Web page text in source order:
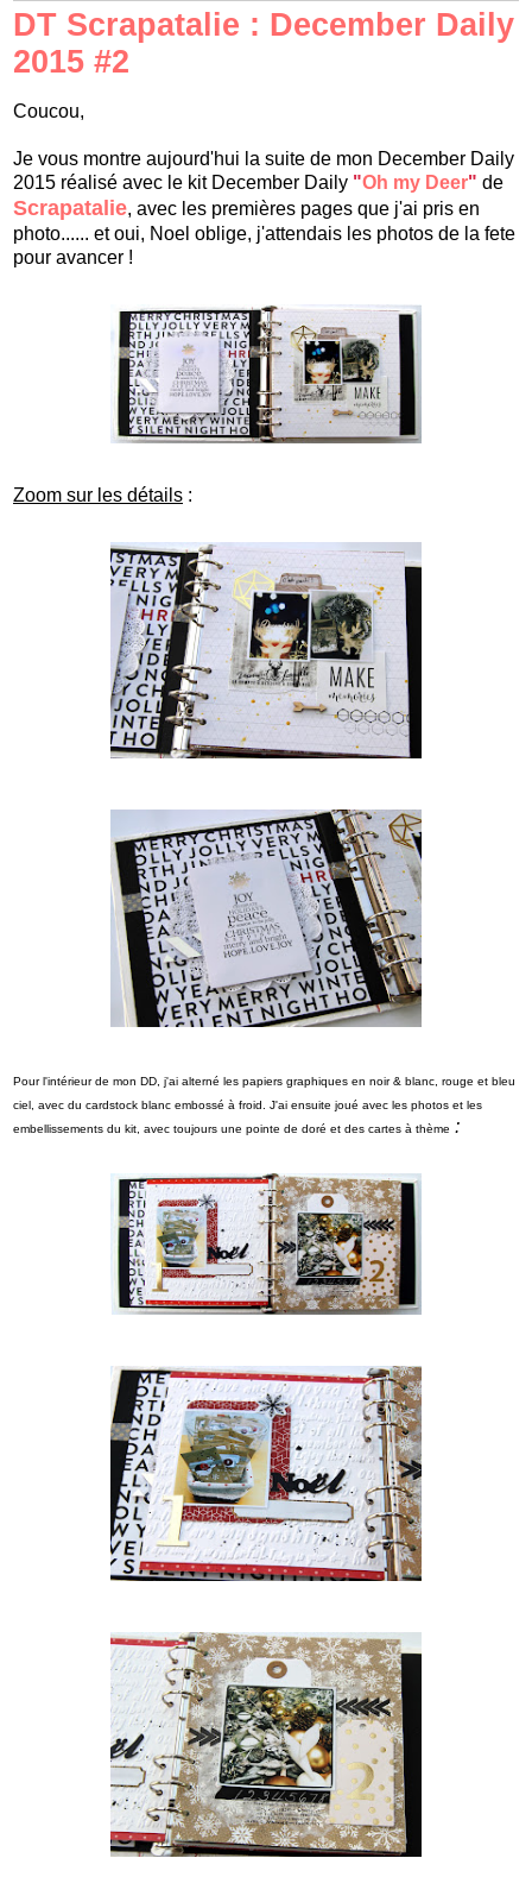
DT Scrapatalie : December Daily
2015 #2
Coucou,
Je vous montre aujourd'hui a suite de mon December Daily
2015 réalisé avec le kit December Daily "Oh my Deer" de
Scrapatalie, avec les premières pages que j'ai pris en
photo...... et oui, Noel oblige, j'attendais les photos de la fete
pour avancer !
Zoom sur les détails :
Pour l'intérieur de mon DD, j'ai alterné les papiers graphiques en noir & blanc, rouge et bleu
ciel, avec du cardstock blanc embossé à froid. J'ai ensuite joué avec les photos et les
embellissements du kit, avec toujours une pointe de doré et des cartes à thème :